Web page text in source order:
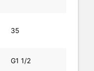
35
G1 1/2